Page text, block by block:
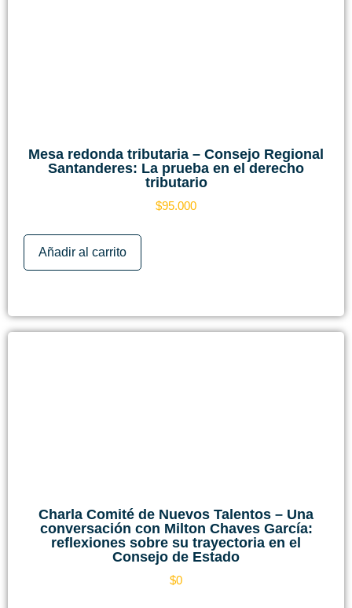
Mesa redonda tributaria – Consejo Regional
Santanderes: La prueba en el derecho
tributario
$95.000
Añadir al carrito
Charla Comité de Nuevos Talentos – Una
conversación con Milton Chaves García:
reflexiones sobre su trayectoria en el
Consejo de Estado
$0